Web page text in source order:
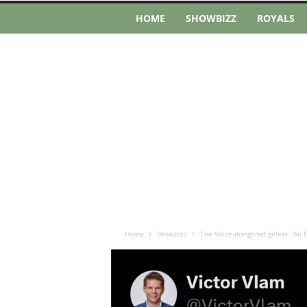
HOME SHOWBIZZ ROYALS
Home Showbizz The Voice-dreigbrief gelekt: ‘Ali